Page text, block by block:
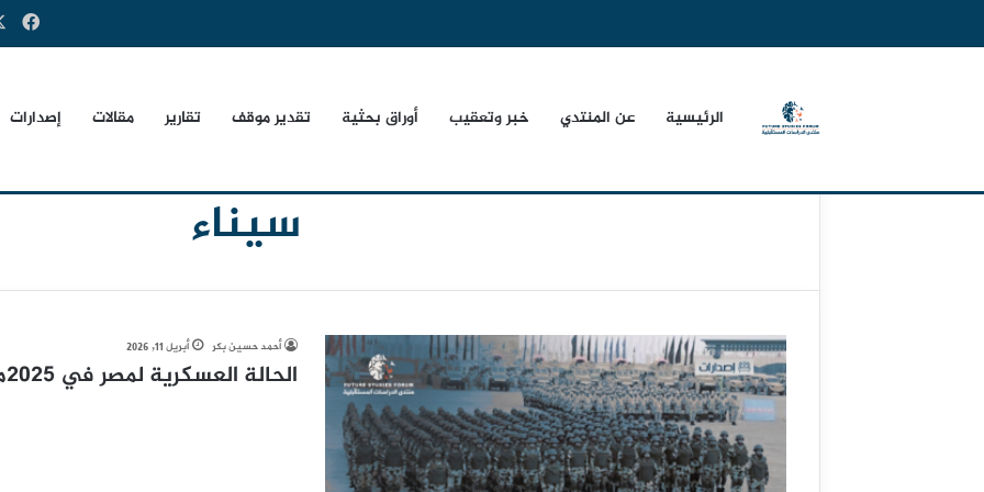
الرئيسية عن المنتدي خبر وتعقيب أوراق بحثية تقدير موقف تقارير مقالات إصدارات
سيناء
أحمد حسين بكر أبريل 11, 2026
الحالة العسكرية لمصر في 2025م